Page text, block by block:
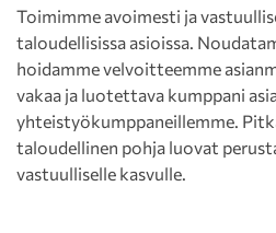
Toimimme avoimesti ja
taloudellisissa asioissa.
hoidamme velvoitteemme
vakaa ja luotettava kumppani
yhteistyökumppaneillemme.
taloudellinen pohja luovat
vastuulliselle kasvulle.